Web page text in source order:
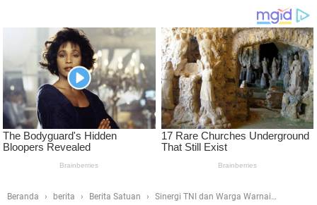
Beranda berita Berita Satuan
Sinergi TNI dan Warga Warnai